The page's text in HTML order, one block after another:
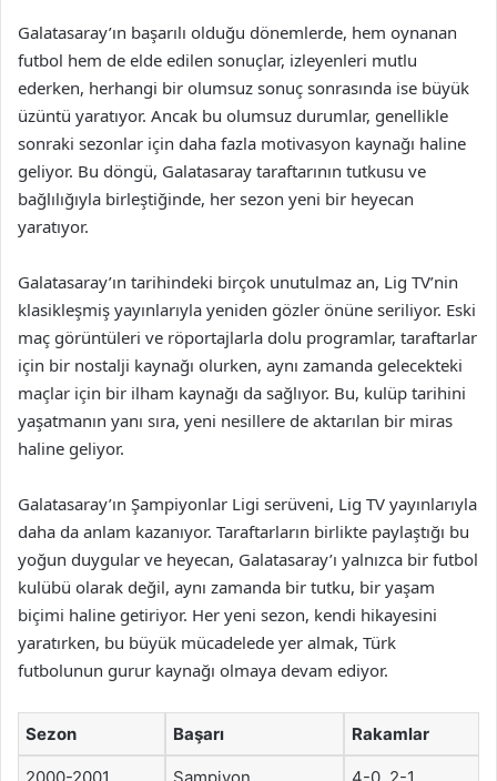
Galatasaray’ın başarılı olduğu dönemlerde, hem oynanan
futbol hem de elde edilen sonuçlar, izleyenleri mutlu
ederken, herhangi bir olumsuz sonuç sonrasında ise büyük
üzüntü yaratıyor. Ancak bu olumsuz durumlar, genellikle
sonraki sezonlar için daha fazla motivasyon kaynağı haline
geliyor. Bu döngü, Galatasaray taraftarının tutkusu ve
bağlılığıyla birleştiğinde, her sezon yeni bir heyecan
yaratıyor.
Galatasaray’ın tarihindeki birçok unutulmaz an, Lig TV’nin
klasikleşmiş yayınlarıyla yeniden gözler önüne seriliyor. Eski
maç görüntüleri ve röportajlarla dolu programlar, taraftarlar
için bir nostalji kaynağı olurken, aynı zamanda gelecekteki
maçlar için bir ilham kaynağı da sağlıyor. Bu, kulüp tarihini
yaşatmanın yanı sıra, yeni nesillere de aktarılan bir miras
haline geliyor.
Galatasaray’ın Şampiyonlar Ligi serüveni, Lig TV yayınlarıyla
daha da anlam kazanıyor. Taraftarların birlikte paylaştığı bu
yoğun duygular ve heyecan, Galatasaray’ı yalnızca bir futbol
kulübü olarak değil, aynı zamanda bir tutku, bir yaşam
biçimi haline getiriyor. Her yeni sezon, kendi hikayesini
yaratırken, bu büyük mücadelede yer almak, Türk
futbolunun gurur kaynağı olmaya devam ediyor.
Sezon Başarı Rakamlar